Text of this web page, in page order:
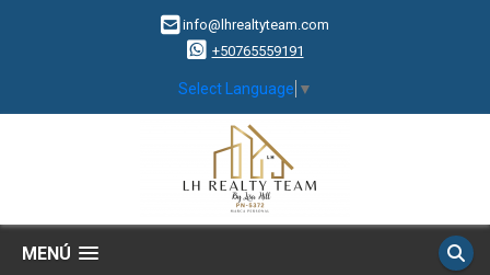
info@lhrealtyteam.com
+50765559191
Select Language ▼
MENÚ